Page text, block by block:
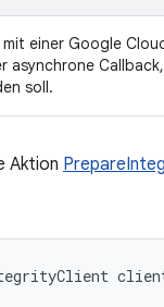
mit einer Google
asynchrone
soll.
Aktion